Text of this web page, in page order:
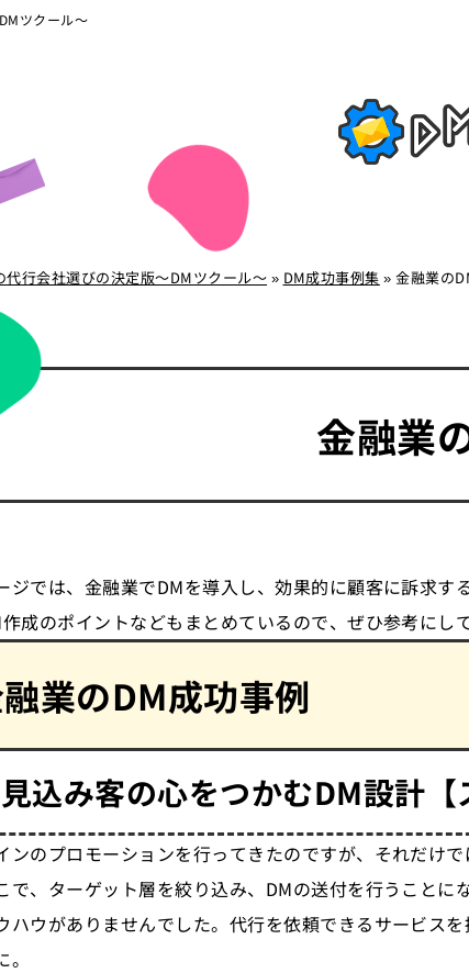
ツクール～
代行会社選びの決定版～DMツクール～ » DM成功事例集 »金融業の
金融業
ジでは、金融業でDMを導入し、効果的に顧客に訴求
成のポイントなどもまとめているので、ぜひ参考にし
業のDM成功事例
見込み客の心をつかむDM設計
ンのプロモーションを行ってきたのですが、それだけ
で、ターゲット層を絞り込み、DMの送付を行うこと
ハウがありませんでした。代行を依頼できるサービス